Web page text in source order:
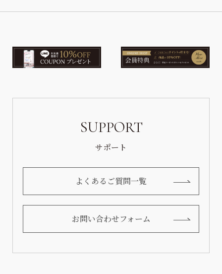
SUPPORT
サポート
よくあるご質問一覧
お問い合わせフォーム